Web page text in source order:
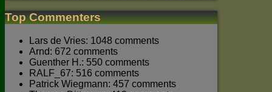
Top Commenters
Lars de Vries: 1048 comments
Arnd: 672 comments
Guenther H.: 550 comments
RALF_67: 516 comments
Patrick Wiegmann: 457 comments